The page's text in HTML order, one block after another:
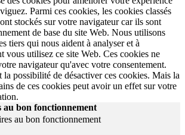
Parmi ces cookies, les cookies classés
stockés sur votre navigateur car ils sont
de base du site Web. Nous utilisons
tiers qui nous aident à analyser et à
vous utilisez ce site Web. Ces cookies ne
navigateur qu'avec votre consentement.
la possibilité de désactiver ces cookies. Mais la
de ces cookies peut avoir un effet sur votre
au bon fonctionnement
au bon fonctionnement